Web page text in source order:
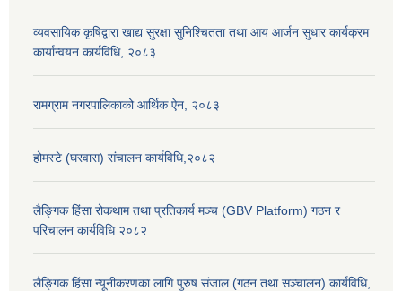
व्यवसायिक कृषिद्वारा खाद्य सुरक्षा सुनिश्चितता तथा आय आर्जन सुधार कार्यक्रम
कार्यान्वयन कार्यविधि, २०८३
रामग्राम नगरपालिकाको आर्थिक ऐन, २०८३
होमस्टे (घरवास) संचालन कार्यविधि,२०८२
लैङ्गिक हिंसा रोकथाम तथा प्रतिकार्य मञ्च (GBV Platform) गठन र
परिचालन कार्यविधि २०८२
लैङ्गिक हिंसा न्यूनीकरणका लागि पुरुष संजाल (गठन तथा सञ्चालन) कार्यविधि,